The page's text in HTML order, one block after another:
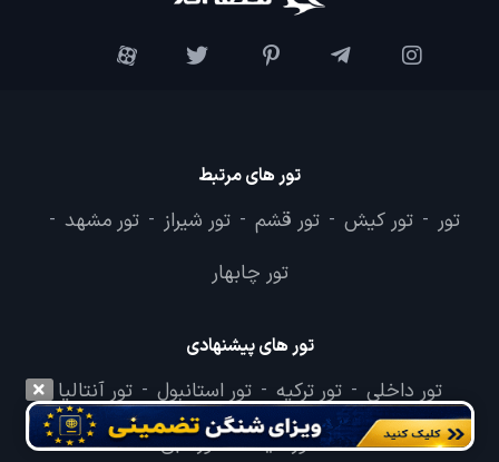
تور های مرتبط
تور - تور کیش - تور قشم - تور شیراز - تور مشهد -
تور چابهار
تور های پیشنهادی
تور داخلی - تور ترکیه - تور استانبول - تور آنتالیا
- تور تایلند - تور دبی